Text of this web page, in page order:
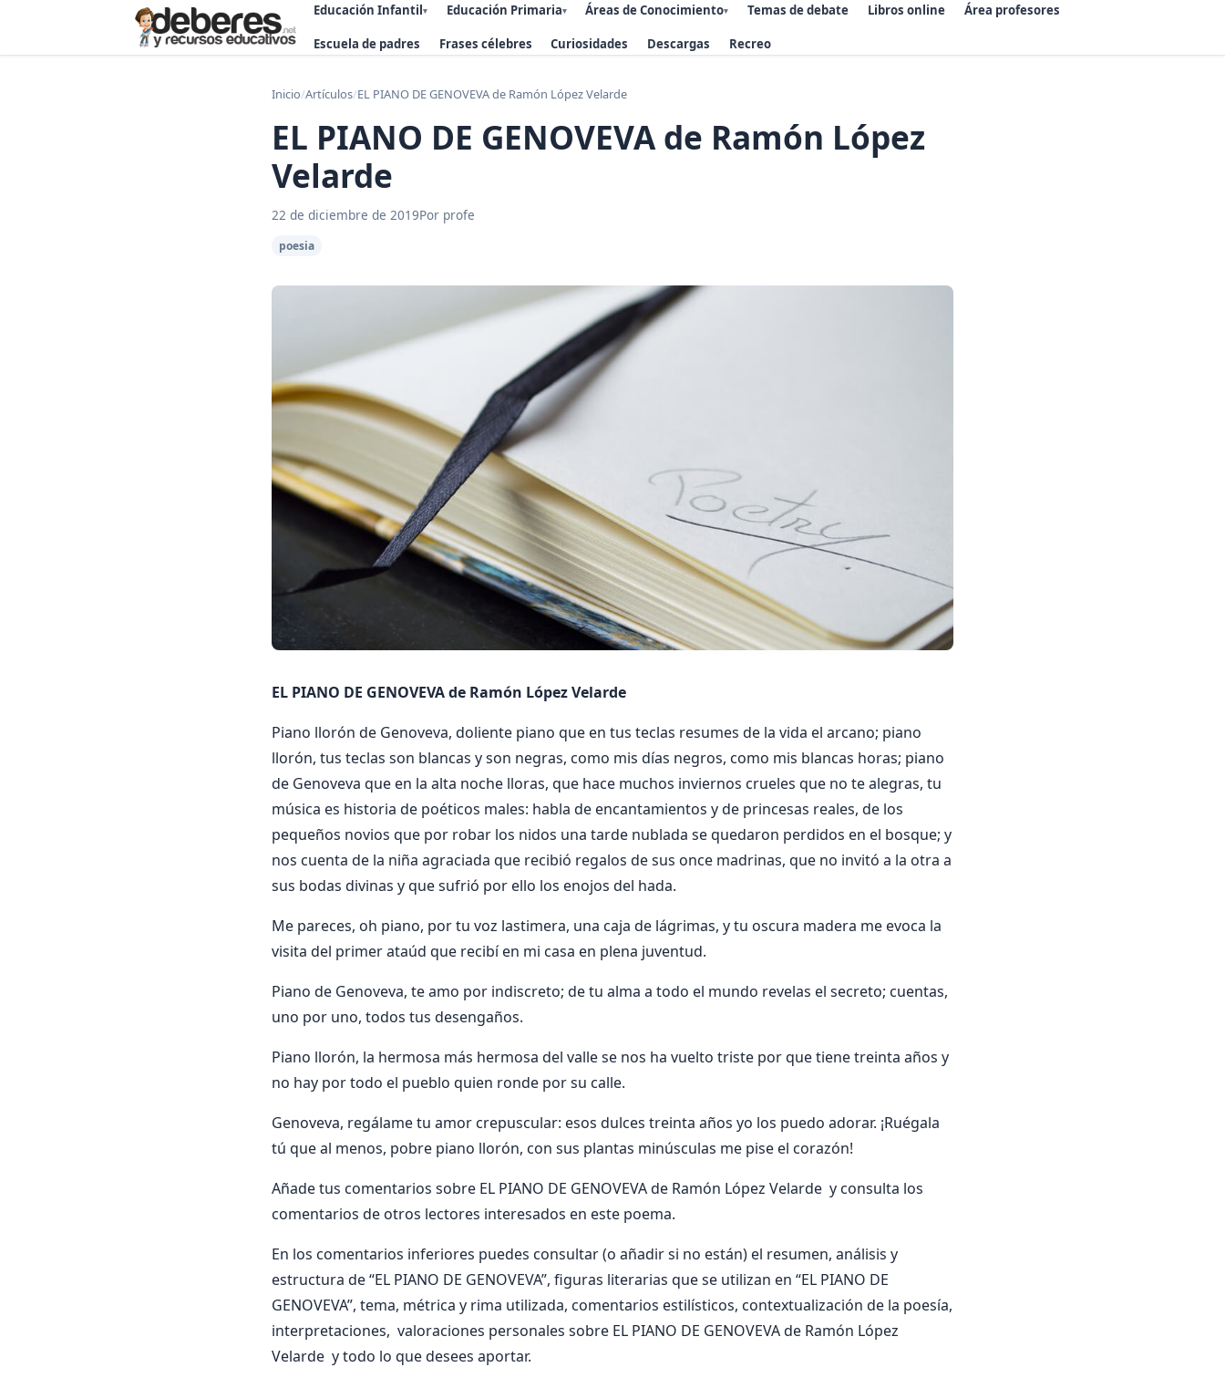
Educación Infantil▾ Educación Primaria▾ Áreas de Conocimiento▾ Temas de debate Libros online Área profesores
Escuela de padres Frases célebres Curiosidades Descargas Recreo
Inicio/Artículos/EL PIANO DE GENOVEVA de Ramón López Velarde
EL PIANO DE GENOVEVA de Ramón López
Velarde
22 de diciembre de 2019Por profe
poesia
EL PIANO DE GENOVEVA de Ramón López Velarde
Piano llorón de Genoveva, doliente piano que en tus teclas resumes de la vida el arcano; piano
llorón, tus teclas son blancas y son negras, como mis días negros, como mis blancas horas; piano
de Genoveva que en la alta noche lloras, que hace muchos inviernos crueles que no te alegras, tu
música es historia de poéticos males: habla de encantamientos y de princesas reales, de los
pequeños novios que por robar los nidos una tarde nublada se quedaron perdidos en el bosque; y
nos cuenta de la niña agraciada que recibió regalos de sus once madrinas, que no invitó a la otra a
sus bodas divinas y que sufrió por ello los enojos del hada.
Me pareces, oh piano, por tu voz lastimera, una caja de lágrimas, y tu oscura madera me evoca la
visita del primer ataúd que recibí en mi casa en plena juventud.
Piano de Genoveva, te amo por indiscreto; de tu alma a todo el mundo revelas el secreto; cuentas,
uno por uno, todos tus desengaños.
Piano llorón, la hermosa más hermosa del valle se nos ha vuelto triste por que tiene treinta años y
no hay por todo el pueblo quien ronde por su calle.
Genoveva, regálame tu amor crepuscular: esos dulces treinta años yo los puedo adorar. ¡Ruégala
tú que al menos, pobre piano llorón, con sus plantas minúsculas me pise el corazón!
Añade tus comentarios sobre EL PIANO DE GENOVEVA de Ramón López Velarde y consulta los
comentarios de otros lectores interesados en este poema.
En los comentarios inferiores puedes consultar (o añadir si no están) el resumen, análisis y
estructura de “EL PIANO DE GENOVEVA”, figuras literarias que se utilizan en “EL PIANO DE
GENOVEVA”, tema, métrica y rima utilizada, comentarios estilísticos, contextualización de la poesía,
interpretaciones, valoraciones personales sobre EL PIANO DE GENOVEVA de Ramón López
Velarde y todo lo que desees aportar.